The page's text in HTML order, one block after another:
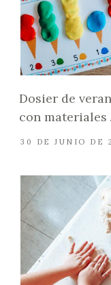
Dosier de
con materiales
30 DE JUNIO DE